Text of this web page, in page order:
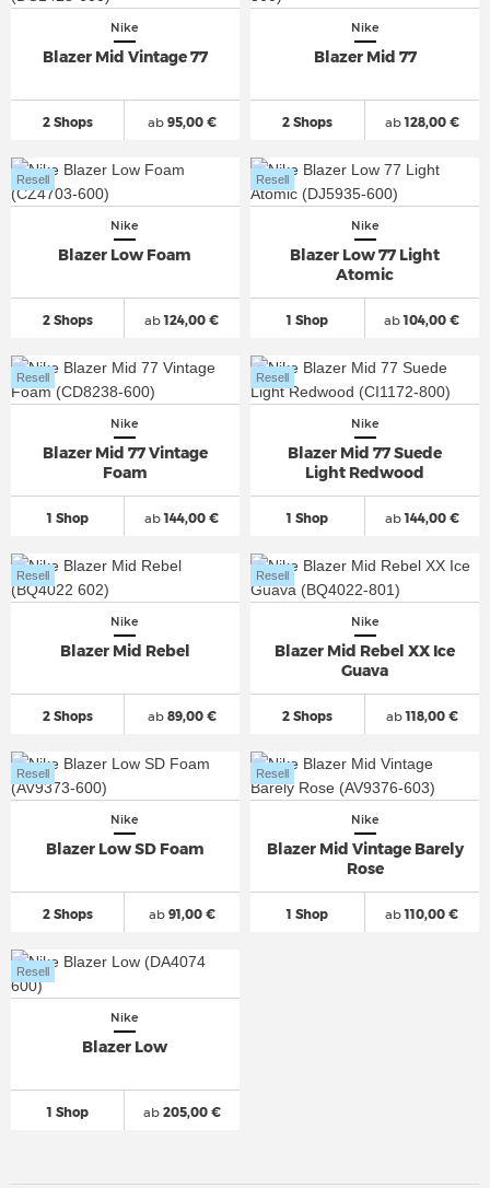
Nike
Blazer Mid Vintage 77
2 Shops ab95,00 €
Nike
Blazer Mid 77
2 Shops ab128,00 €
Nike
Blazer Low Foam
2 Shops
Resell
ab124,00 €
Nike
Blazer Low 77 Light
Atomic
1 Shop
Resell
ab104,00 €
Nike
Blazer Mid 77 Vintage
Foam
1 Shop
Resell
ab144,00 €
Nike
Blazer Mid 77 Suede
Light Redwood
1 Shop
Resell
ab144,00 €
Nike
Blazer Mid Rebel
2 Shops
Resell
ab89,00 €
Nike
Blazer Mid Rebel XX Ice
Guava
2 Shops
Resell
ab118,00 €
Nike
Blazer Low SD Foam
2 Shops
Resell
ab91,00 €
Nike
Blazer Mid Vintage Barely
Rose
1 Shop
Resell
ab110,00 €
Nike
Blazer Low
1 Shop
Resell
ab205,00 €